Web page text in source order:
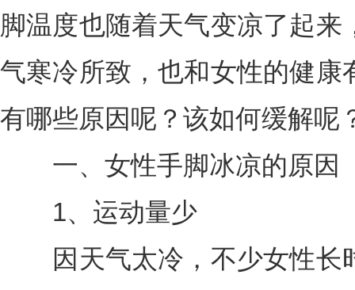
脚温度也随着天气变凉了起
气寒冷所致，也和女性的健康
有哪些原因呢？该如何缓解呢
一、女性手脚冰凉的原因
1、运动量少
因天气太冷，不少女性长